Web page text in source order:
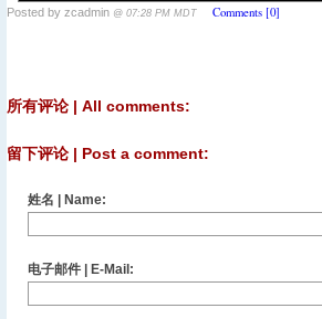
Posted by zcadmin @ 07:28 PM MDT Comments [0]
所有评论 | All comments:
留下评论 | Post a comment:
姓名 | Name:
电子邮件 | E-Mail: